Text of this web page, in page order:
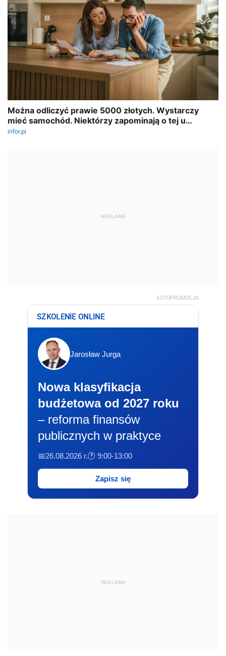
REKLAMA
AUTOPROMOCJA
SZKOLENIE ONLINE
Jarosław Jurga
Nowa klasyfikacja
budżetowa od 2027 roku
– reforma finansów
publicznych w praktyce
📅26.08.2026 r.🕐 9:00-13:00
Zapisz się
REKLAMA